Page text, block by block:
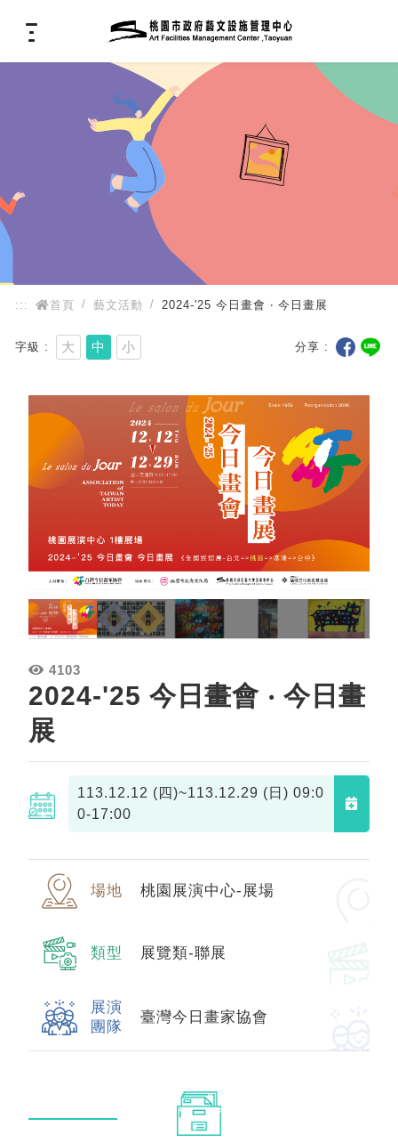
::: 首頁 藝文活動 2024-'25 今日畫會 ‧ 今日畫展
字級 大 中 小 分享
4103
2024-'25 今日畫會 ‧ 今日畫
展
113.12.12 (四)~113.12.29 (日) 09:0
0-17:00
場地 桃園展演中心-展場
類型 展覽類-聯展
展演
團隊
臺灣今日畫家協會